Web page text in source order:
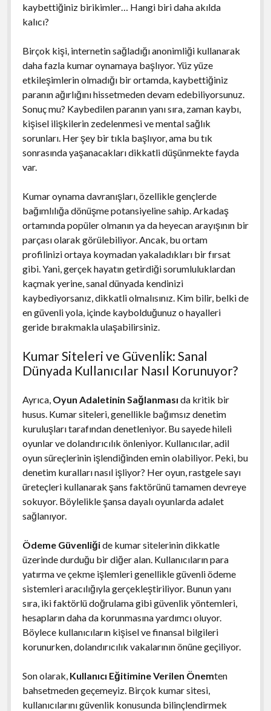
kaybettiğiniz birikimler… Hangi biri daha akılda
kalıcı?
Birçok kişi, internetin sağladığı anonimliği kullanarak
daha fazla kumar oynamaya başlıyor. Yüz yüze
etkileşimlerin olmadığı bir ortamda, kaybettiğiniz
paranın ağırlığını hissetmeden devam edebiliyorsunuz.
Sonuç mu? Kaybedilen paranın yanı sıra, zaman kaybı,
kişisel ilişkilerin zedelenmesi ve mental sağlık
sorunları. Her şey bir tıkla başlıyor, ama bu tık
sonrasında yaşanacakları dikkatli düşünmekte fayda
var.
Kumar oynama davranışları, özellikle gençlerde
bağımlılığa dönüşme potansiyeline sahip. Arkadaş
ortamında popüler olmanın ya da heyecan arayışının bir
parçası olarak görülebiliyor. Ancak, bu ortam
profilinizi ortaya koymadan yakaladıkları bir fırsat
gibi. Yani, gerçek hayatın getirdiği sorumluluklardan
kaçmak yerine, sanal dünyada kendinizi
kaybediyorsanız, dikkatli olmalısınız. Kim bilir, belki de
en güvenli yola, içinde kaybolduğunuz o hayalleri
geride bırakmakla ulaşabilirsiniz.
Kumar Siteleri ve Güvenlik: Sanal
Dünyada Kullanıcılar Nasıl Korunuyor?
Ayrıca, Oyun Adaletinin Sağlanması da kritik bir
husus. Kumar siteleri, genellikle bağımsız denetim
kuruluşları tarafından denetleniyor. Bu sayede hileli
oyunlar ve dolandırıcılık önleniyor. Kullanıcılar, adil
oyun süreçlerinin işlendiğinden emin olabiliyor. Peki, bu
denetim kuralları nasıl işliyor? Her oyun, rastgele sayı
üreteçleri kullanarak şans faktörünü tamamen devreye
sokuyor. Böylelikle şansa dayalı oyunlarda adalet
sağlanıyor.
Ödeme Güvenliğide kumar sitelerinin dikkatle
üzerinde durduğu bir diğer alan. Kullanıcıların para
yatırma ve çekme işlemleri genellikle güvenli ödeme
sistemleri aracılığıyla gerçekleştiriliyor. Bunun yanı
sıra, iki faktörlü doğrulama gibi güvenlik yöntemleri,
hesapların daha da korunmasına yardımcı oluyor.
Böylece kullanıcıların kişisel ve finansal bilgileri
korunurken, dolandırıcılık vakalarının önüne geçiliyor.
Son olarak, Kullanıcı Eğitimine Verilen Önemten
bahsetmeden geçemeyiz. Birçok kumar sitesi,
kullanıcılarını güvenlik konusunda bilinçlendirmek